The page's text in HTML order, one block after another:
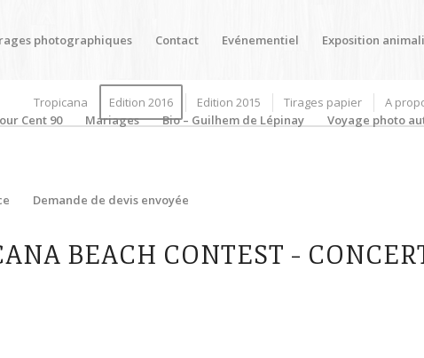
photographiques Contact Evénementiel Exposition
Cent 90 Mariages Bio – Guilhem de Lépinay Voyage photo
Demande de devis envoyée
Tropicana Edition 2016 Edition 2015 Tirages papier A
BEACH CONTEST –